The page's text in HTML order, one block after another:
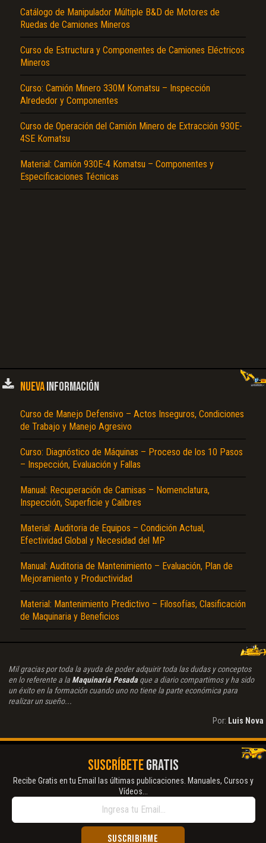
Catálogo de Manipulador Múltiple B&D de Motores de
Ruedas de Camiones Mineros
Curso de Estructura y Componentes de Camiones Eléctricos
Mineros
Curso: Camión Minero 330M Komatsu – Inspección
Alrededor y Componentes
Curso de Operación del Camión Minero de Extracción 930E-
4SE Komatsu
Material: Camión 930E-4 Komatsu – Componentes y
Especificaciones Técnicas
NUEVAINFORMACIÓN
Curso de Manejo Defensivo – Actos Inseguros, Condiciones
de Trabajo y Manejo Agresivo
Curso: Diagnóstico de Máquinas – Proceso de los 10 Pasos
– Inspección, Evaluación y Fallas
Manual: Recuperación de Camisas – Nomenclatura,
Inspección, Superficie y Calibres
Material: Auditoria de Equipos – Condición Actual,
Efectividad Global y Necesidad del MP
Manual: Auditoria de Mantenimiento – Evaluación, Plan de
Mejoramiento y Productividad
Material: Mantenimiento Predictivo – Filosofías, Clasificación
de Maquinaria y Beneficios
Mil gracias por toda la ayuda de poder adquirir toda las dudas y conceptos
en lo referente a la Maquinaria Pesadaque a diario compartimos y ha sido
un éxito en la formación cuando uno no tiene la parte económica para
realizar un sueño...
Por: Luis Nova
SUSCRÍBETEGRATIS
Recibe Gratis en tu Email las últimas publicaciones. Manuales, Cursos y
Vídeos...
El Título es incorrecto según el contenido.
No carga o no se visualiza el contenido.
Reportar otro tipo de error...